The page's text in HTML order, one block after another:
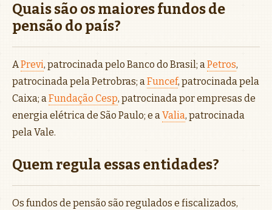
Quais são os maiores fundos de
pensão do país?
APrevi, patrocinada pelo Banco do Brasil; aPetros,
patrocinada pela Petrobras; aFuncef, patrocinada pela
Caixa; aFundação Cesp, patrocinada por empresas de
energia elétrica de São Paulo; e aValia, patrocinada
pela Vale.
Quem regula essas entidades?
Os fundos de pensão são regulados e fiscalizados,